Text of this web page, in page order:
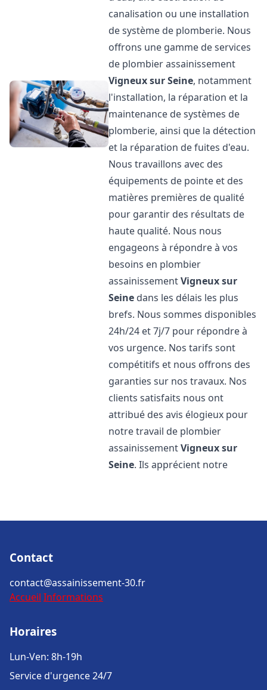
canalisation ou une installation
de système de plomberie. Nous
offrons une gamme de services
de plombier assainissement
Vigneux sur Seine, notamment
l'installation, la réparation et la
maintenance de systèmes de
plomberie, ainsi que la détection
et la réparation de fuites d'eau.
Nous travaillons avec des
équipements de pointe et des
matières premières de qualité
pour garantir des résultats de
haute qualité. Nous nous
engageons à répondre à vos
besoins en plombier
assainissementVigneux sur
Seine dans les délais les plus
brefs. Nous sommes disponibles
24h/24 et 7j/7 pour répondre à
vos urgence. Nos tarifs sont
compétitifs et nous offrons des
garanties sur nos travaux. Nos
clients satisfaits nous ont
attribué des avis élogieux pour
notre travail de plombier
assainissementVigneux sur
Seine. Ils apprécient notre
Contact
contact@assainissement-30.fr
Accueil Informations
Horaires
Lun-Ven: 8h-19h
Service d'urgence 24/7